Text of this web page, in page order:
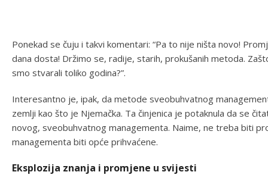
Ponekad se čuju i takvi komentari: “Pa to nije ništa novo!
dana dosta! Držimo se, radije, starih, prokušanih metoda.
smo stvarali toliko godina?”.
Interesantno je, ipak, da metode sveobuhvatnog
zemlji kao što je Njemačka. Ta činjenica je potaknula da se
novog, sveobuhvatnog managementa. Naime, ne treba biti
managementa biti opće prihvaćene.
Eksplozija znanja i promjene u svijesti